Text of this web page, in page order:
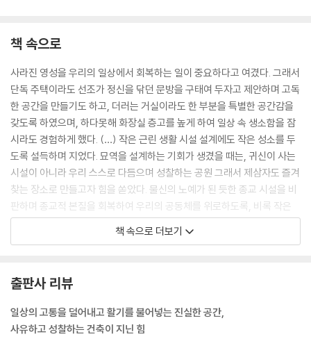
책 속으로
사라진 영성을 우리의 일상에서 회복하는 일이 중요하다고 여겼다. 그래서
단독 주택이라도 선조가 정신을 닦던 문방을 구태여 두자고 제안하며 고독
한 공간을 만들기도 하고, 더러는 거실이라도 한 부분을 특별한 공간감을
갖도록 하였으며, 하다못해 화장실 층고를 높게 하여 일상 속 생소함을 잠
시라도 경험하게 했다. (…) 작은 근린 생활 시설 설계에도 작은 성소를 두
도록 설득하며 지었다. 묘역을 설계하는 기회가 생겼을 때는, 귀신이 사는
시설이 아니라 우리 스스로 다듬으며 성찰하는 공원 그래서 제삼자도 즐겨
찾는 장소로 만들고자 힘을 쏟았다. 물신의 노예가 된 듯한 종교 시설을 비
판하며 종교적 본질을 회복하여 우리의 공동체를 위로하도록, 비록 작은
규모의 교회당 설계라도 집착하며 임했다.
짓는 존재이며 사유까지 하는 듯하다고, 나는 느끼는 것이다. 그리고 그런
나무가 잘 거주하도록 가꾸는 일은 마치 불멸의 존재가 하는 일 같아, 수목
원은 늘 나에게 경외의 영역이었다. 나는 이 수목원을 그냥 좋은 식물을 보
책 속으로 더보기
출판사 리뷰
일상의 고통을 덜어내고 활기를 불어넣는 진실한 공간,
사유하고 성찰하는 건축이 지닌 힘